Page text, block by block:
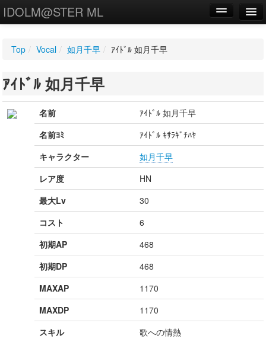
IDOLM@STER ML
WIKI
設定
Top / Vocal / 如月千早 / ｱｲﾄﾞﾙ 如月千早
ｱｲﾄﾞﾙ 如月千早
名前
ｱｲﾄﾞﾙ 如月千早
名前ﾖﾐ
ｱｲﾄﾞﾙ ｷｻﾗｷﾞﾁﾊﾔ
キャラクター
如月千早
レア度
HN
最大Lv
30
コスト
6
初期AP
468
初期DP
468
MAXAP
1170
MAXDP
1170
スキル
歌への情熱